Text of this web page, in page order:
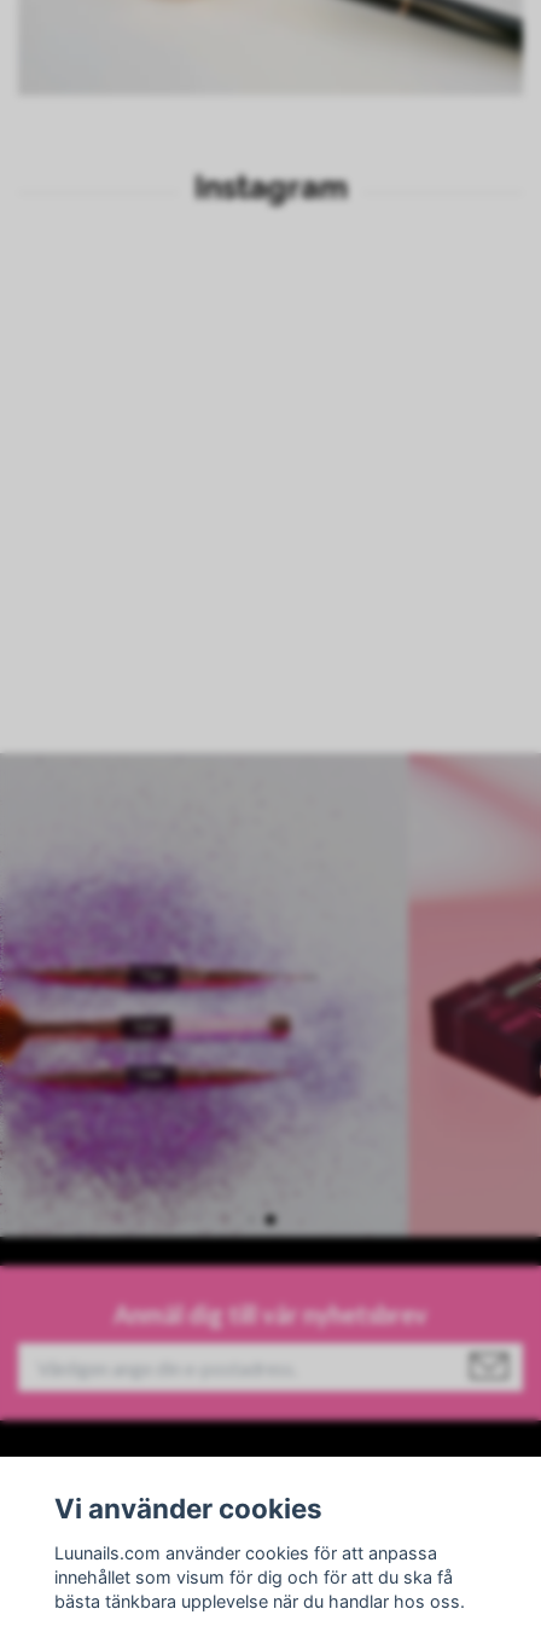
Anmäl dig till vår nyhetsbrev
Sociala medier
Vi använder cookies
Luunails.com använder cookies för att anpassa
innehållet som visum för dig och för att du ska få
bästa tänkbara upplevelse när du handlar hos oss.